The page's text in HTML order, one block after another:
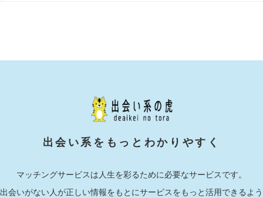
出会い系をもっとわかりやすく
マッチングサービスは人生を彩るために必要なサービスです。
出会いがない人が正しい情報をもとにサービスをもっと活用できるよう